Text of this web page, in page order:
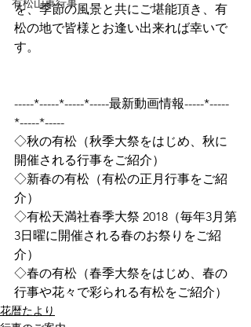
有松山車行事
を、季節の風景と共にご堪能頂き、有
松の地で皆様とお逢い出来れば幸いで
す。
-----*-----*-----*-----最新動画情報-----*-----
*-----*-----
◇秋の有松（秋季大祭をはじめ、秋に
開催される行事をご紹介）
◇新春の有松（有松の正月行事をご紹
介）
◇有松天満社春季大祭 2018（毎年3月第
3日曜に開催される春のお祭りをご紹
介）
◇春の有松（春季大祭をはじめ、春の
行事や花々で彩られる有松をご紹介）
花暦たより